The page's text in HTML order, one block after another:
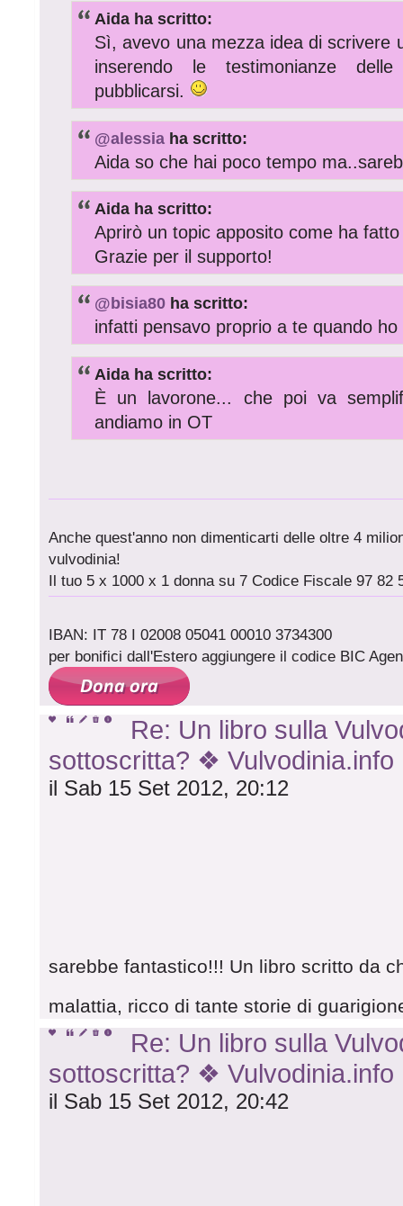
Aida ha scritto:
Sì, avevo una mezza idea di scrivere
inserendo le testimonianze
pubblicarsi.
@alessia ha scritto:
Aida so che hai poco tempo
Aida ha scritto:
Aprirò un topic apposito come ha
Grazie per il supporto!
@bisia80 ha scritto:
infatti pensavo proprio a te quando
Aida ha scritto:
È un lavorone... che poi va
andiamo in OT
Anche quest'anno non dimenticarti delle oltre 4
vulvodinia!
Il tuo 5 x 1000 x 1 donna su 7 Codice Fiscale 97 82
IBAN: IT 78 I 02008 05041 00010 3734300
per bonifici dall'Estero aggiungere il codice BIC
Re: Un libro sulla
sottoscritta? ❖ Vulvodinia.info
il Sab 15 Set 2012, 20:12
sarebbe fantastico!!! Un libro scritto da
malattia, ricco di tante storie di
Re: Un libro sulla
sottoscritta? ❖ Vulvodinia.info
il Sab 15 Set 2012, 20:42